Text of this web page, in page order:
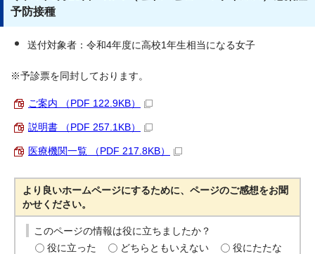
予防接種
送付対象者：令和4年度に高校1年生相当になる女子
※予診票を同封しております。
ご案内 （PDF 122.9KB）
説明書 （PDF 257.1KB）
医療機関一覧 （PDF 217.8KB）
より良いホームページにするために、ページのご感想をお聞
かせください。
このページの情報は役に立ちましたか？
役に立った
どちらともいえない
役にたたな